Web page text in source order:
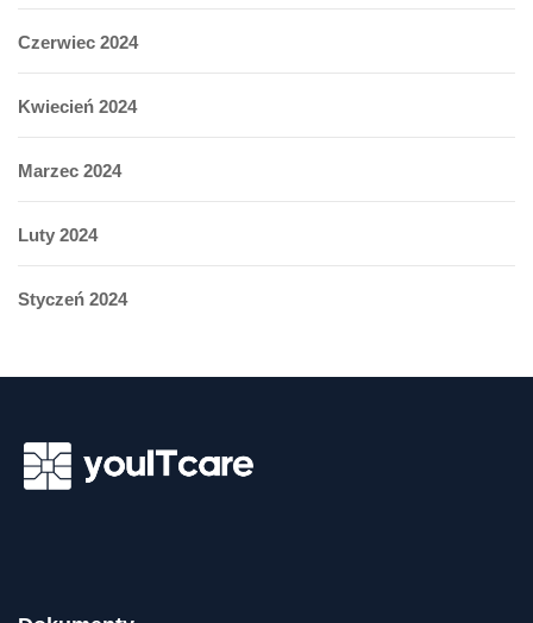
Czerwiec 2024
Kwiecień 2024
Marzec 2024
Luty 2024
Styczeń 2024